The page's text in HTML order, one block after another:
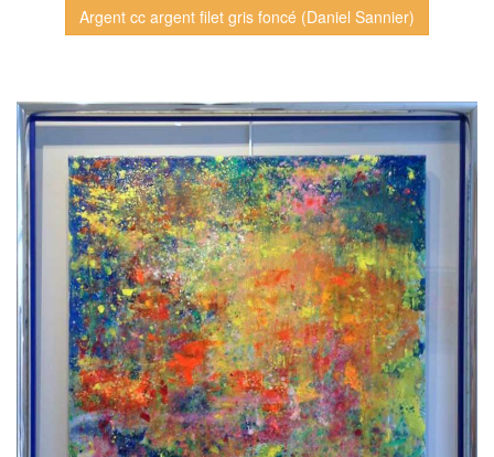
Argent cc argent filet gris foncé (Daniel Sannier)